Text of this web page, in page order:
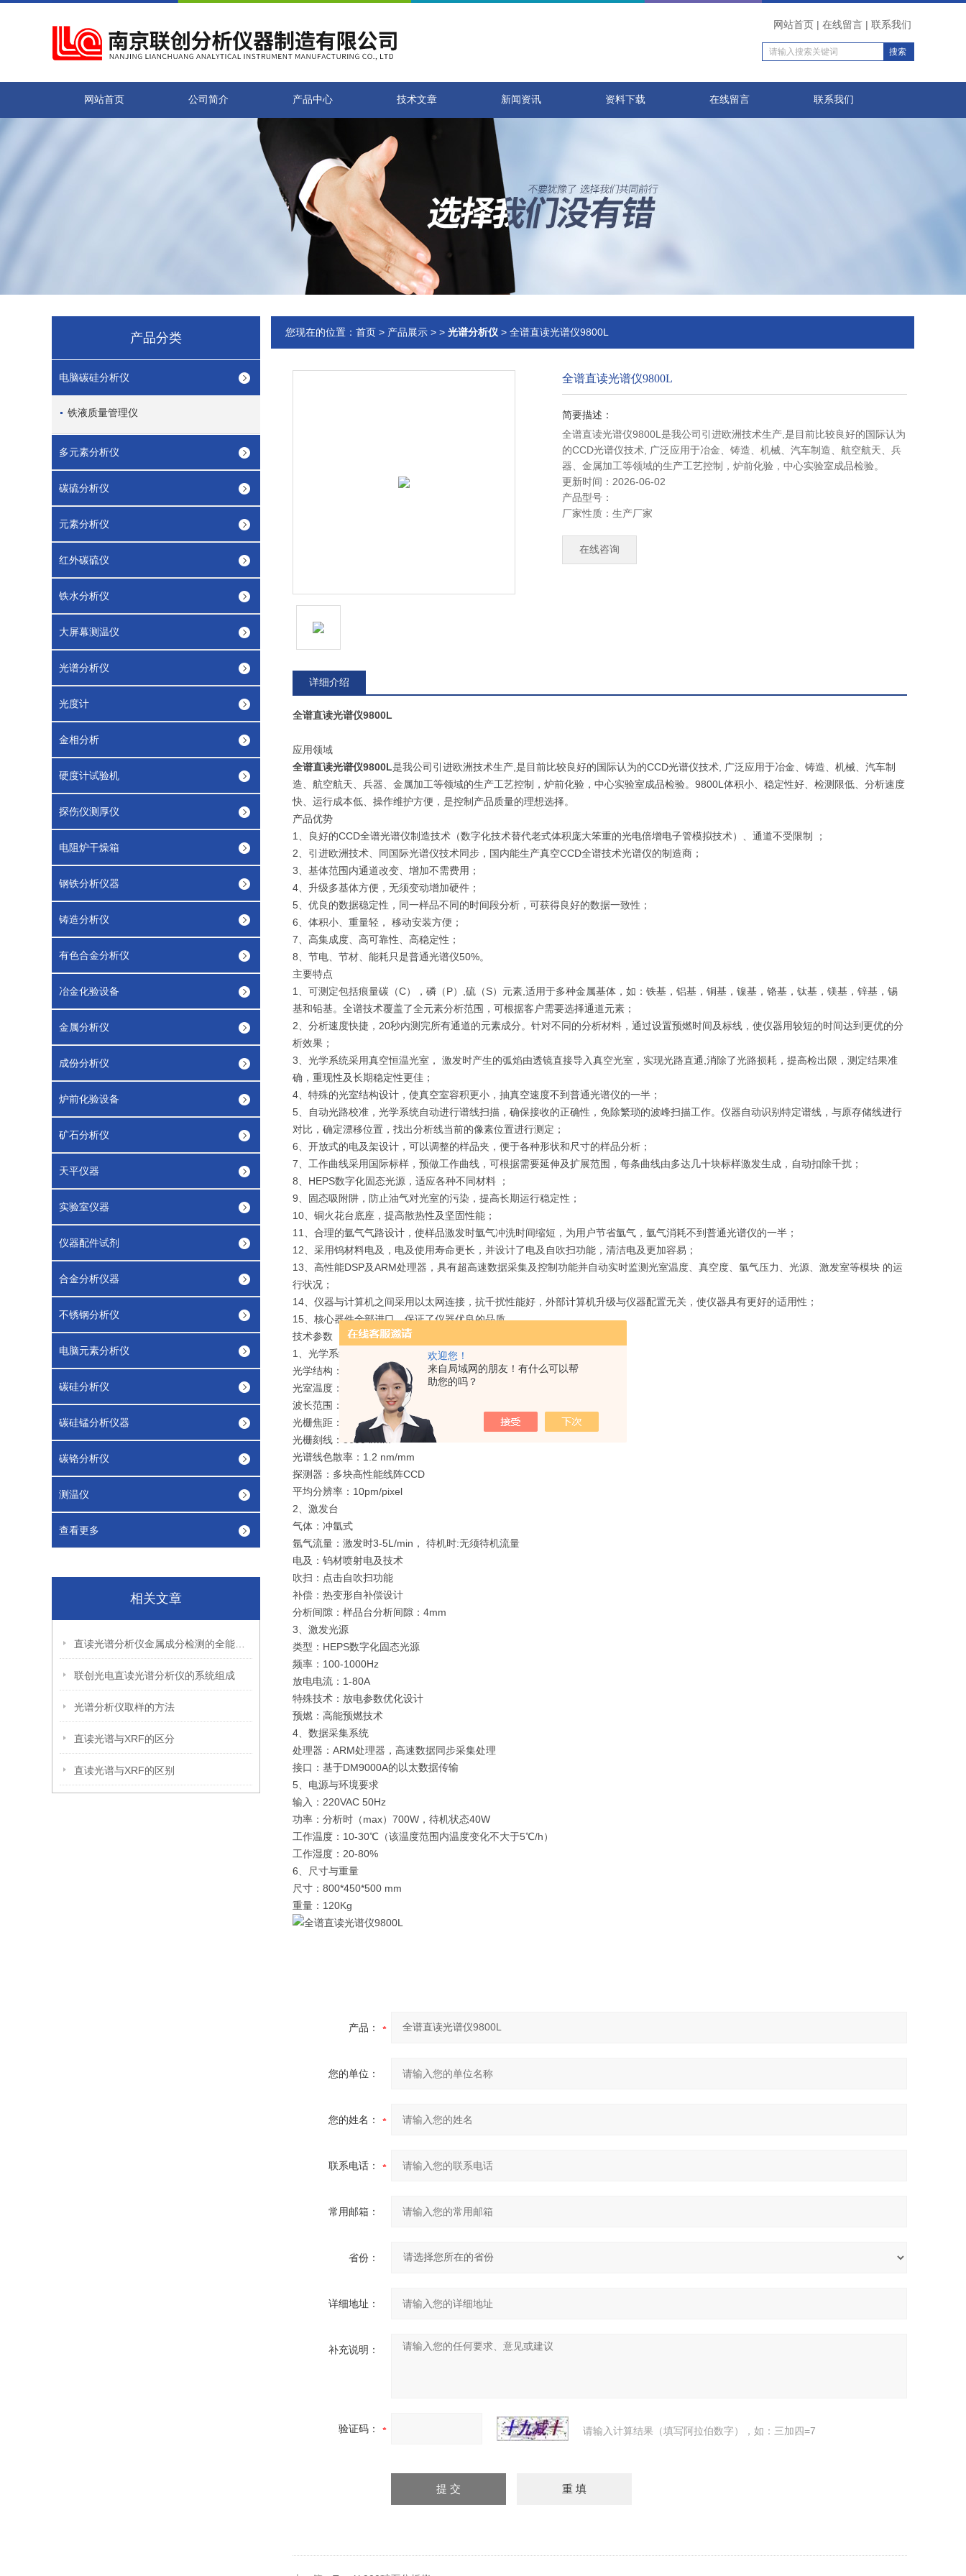
欢迎您！
来自局域网的朋友！有什么可以帮
助您的吗？
网站首页 | 在线留言 | 联系我们
网站首页 公司简介 产品中心 技术文章 新闻资讯 资料下载 在线留言 联系我们
产品分类
电脑碳硅分析仪
铁液质量管理仪
多元素分析仪
碳硫分析仪
元素分析仪
红外碳硫仪
铁水分析仪
大屏幕测温仪
光谱分析仪
光度计
金相分析
硬度计试验机
探伤仪测厚仪
电阻炉干燥箱
钢铁分析仪器
铸造分析仪
有色合金分析仪
冶金化验设备
金属分析仪
成份分析仪
炉前化验设备
矿石分析仪
天平仪器
实验室仪器
仪器配件试剂
合金分析仪器
不锈钢分析仪
电脑元素分析仪
碳硅分析仪
碳硅锰分析仪器
碳铬分析仪
测温仪
查看更多
相关文章
联创光电直读光谱分析仪的系统组成
光谱分析仪取样的方法
直读光谱与XRF的区分
直读光谱与XRF的区别
您现在的位置： 首页 > 产品展示 > > 光谱分析仪 > 全谱直读光谱仪9800L
全谱直读光谱仪9800L
简要描述：
全谱直读光谱仪9800L是我公司引进欧洲技术生产,是目前比较良好的国际认为
的CCD光谱仪技术, 广泛应用于冶金、铸造、机械、汽车制造、航空航天、兵
器、金属加工等领域的生产工艺控制，炉前化验，中心实验室成品检验。
更新时间：2026-06-02
产品型号：
厂家性质： 生产厂家
在线咨询
详细介绍
全谱直读光谱仪9800L
应用领域
全谱直读光谱仪9800L是我公司引进欧洲技术生产,是目前比较良好的国际认为的CCD光谱仪技术, 广泛应用于冶金、铸造、机械、汽车制
造、航空航天、兵器、金属加工等领域的生产工艺控制，炉前化验，中心实验室成品检验。9800L体积小、稳定性好、检测限低、分析速度
快、运行成本低、操作维护方便，是控制产品质量的理想选择。
产品优势
1、良好的CCD全谱光谱仪制造技术（数字化技术替代老式体积庞大笨重的光电倍增电子管模拟技术）、通道不受限制 ；
2、引进欧洲技术、同国际光谱仪技术同步，国内能生产真空CCD全谱技术光谱仪的制造商；
3、基体范围内通道改变、增加不需费用；
4、升级多基体方便，无须变动增加硬件；
5、优良的数据稳定性，同一样品不同的时间段分析，可获得良好的数据一致性；
6、体积小、重量轻， 移动安装方便；
7、高集成度、高可靠性、高稳定性；
8、节电、节材、能耗只是普通光谱仪50%。
主要特点
1、可测定包括痕量碳（C），磷（P）,硫（S）元素,适用于多种金属基体，如：铁基，铝基，铜基，镍基，铬基，钛基，镁基，锌基，锡
基和铅基。全谱技术覆盖了全元素分析范围，可根据客户需要选择通道元素；
2、分析速度快捷，20秒内测完所有通道的元素成分。针对不同的分析材料，通过设置预燃时间及标线，使仪器用较短的时间达到更优的分
析效果；
3、光学系统采用真空恒温光室， 激发时产生的弧焰由透镜直接导入真空光室，实现光路直通,消除了光路损耗，提高检出限，测定结果准
确，重现性及长期稳定性更佳；
4、特殊的光室结构设计，使真空室容积更小，抽真空速度不到普通光谱仪的一半；
5、自动光路校准，光学系统自动进行谱线扫描，确保接收的正确性，免除繁琐的波峰扫描工作。仪器自动识别特定谱线，与原存储线进行
对比，确定漂移位置，找出分析线当前的像素位置进行测定；
6、开放式的电及架设计，可以调整的样品夹，便于各种形状和尺寸的样品分析；
7、工作曲线采用国际标样，预做工作曲线，可根据需要延伸及扩展范围，每条曲线由多达几十块标样激发生成，自动扣除千扰；
8、HEPS数字化固态光源，适应各种不同材料 ；
9、固态吸附阱，防止油气对光室的污染，提高长期运行稳定性；
10、铜火花台底座，提高散热性及坚固性能；
11、合理的氩气气路设计，使样品激发时氩气冲洗时间缩短，为用户节省氩气，氩气消耗不到普通光谱仪的一半；
12、采用钨材料电及，电及使用寿命更长，并设计了电及自吹扫功能，清洁电及更加容易；
13、高性能DSP及ARM处理器，具有超高速数据采集及控制功能并自动实时监测光室温度、真空度、氩气压力、光源、激发室等模块 的运
行状况；
14、仪器与计算机之间采用以太网连接，抗千扰性能好，外部计算机升级与仪器配置无关，使仪器具有更好的适用性；
15、核心器件全部进口，保证了仪器优良的品质。
技术参数
1、光学系统
光学结构：帕邢-龙格结构的全谱真空型光学系统
光室温度：自动控制恒温：35℃±0.5℃
波长范围：160-800nm
光栅焦距：350 mm
光栅刻线：3600 l/mm
光谱线色散率：1.2 nm/mm
探测器：多块高性能线阵CCD
平均分辨率：10pm/pixel
2、激发台
气体：冲氩式
氩气流量：激发时3-5L/min， 待机时:无须待机流量
电及：钨材喷射电及技术
吹扫：点击自吹扫功能
补偿：热变形自补偿设计
分析间隙：样品台分析间隙：4mm
3、激发光源
类型：HEPS数字化固态光源
频率：100-1000Hz
放电电流：1-80A
特殊技术：放电参数优化设计
预燃：高能预燃技术
4、数据采集系统
处理器：ARM处理器，高速数据同步采集处理
接口：基于DM9000A的以太数据传输
5、电源与环境要求
输入：220VAC 50Hz
功率：分析时（max）700W，待机状态40W
工作温度：10-30℃（该温度范围内温度变化不大于5℃/h）
工作湿度：20-80%
6、尺寸与重量
尺寸：800*450*500 mm
重量：120Kg
产品：
您的单位：
您的姓名：
联系电话：
常用邮箱：
省份：
详细地址：
补充说明：
验证码： 请输入计算结果（填写阿拉伯数字），如：三加四=7